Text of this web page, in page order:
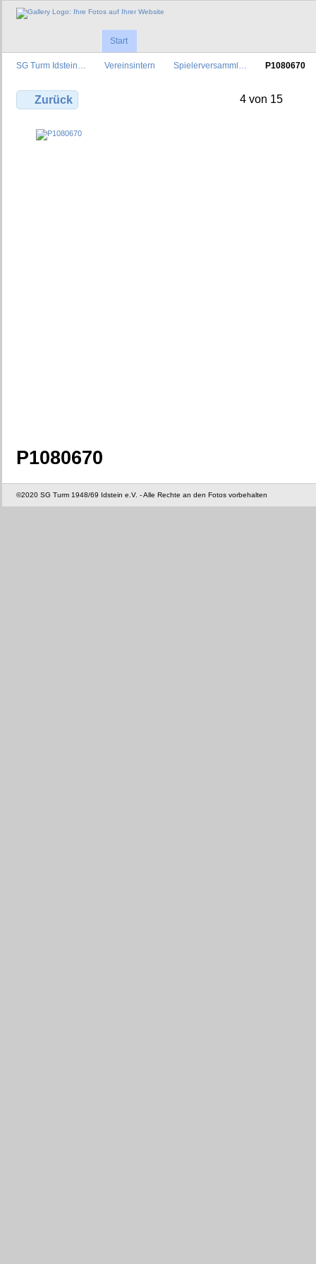
Start
SG Turm Idstein… Vereinsintern Spielerversamml… P1080670
Zurück 4 von 15
P1080670
©2020 SG Turm 1948/69 Idstein e.V. - Alle Rechte an den Fotos vorbehalten